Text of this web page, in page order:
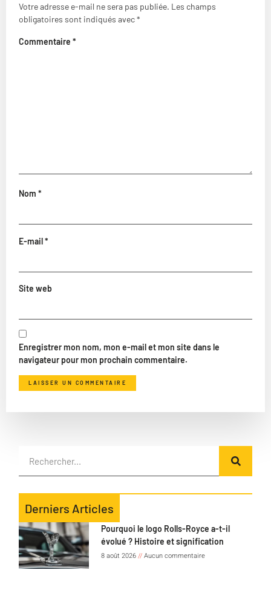
Votre adresse e-mail ne sera pas publiée. Les champs
obligatoires sont indiqués avec*
Commentaire *
Nom *
E-mail*
Site web
Enregistrer mon nom, mon e-mail et mon site dans le
navigateur pour mon prochain commentaire.
Derniers Articles
Pourquoi le logo Rolls-Royce a-t-il
évolué ? Histoire et signification
8 août 2026 Aucun commentaire